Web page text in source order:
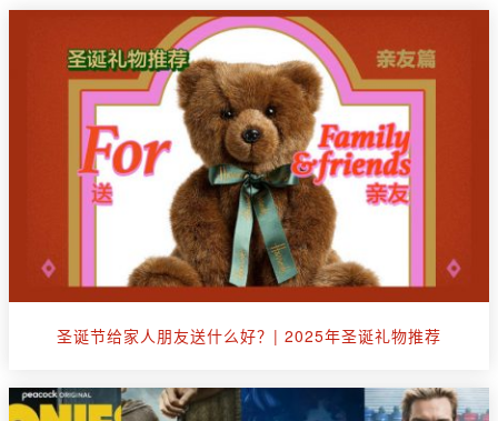
圣诞节给家人朋友送什么好？| 2025年圣诞礼物推荐